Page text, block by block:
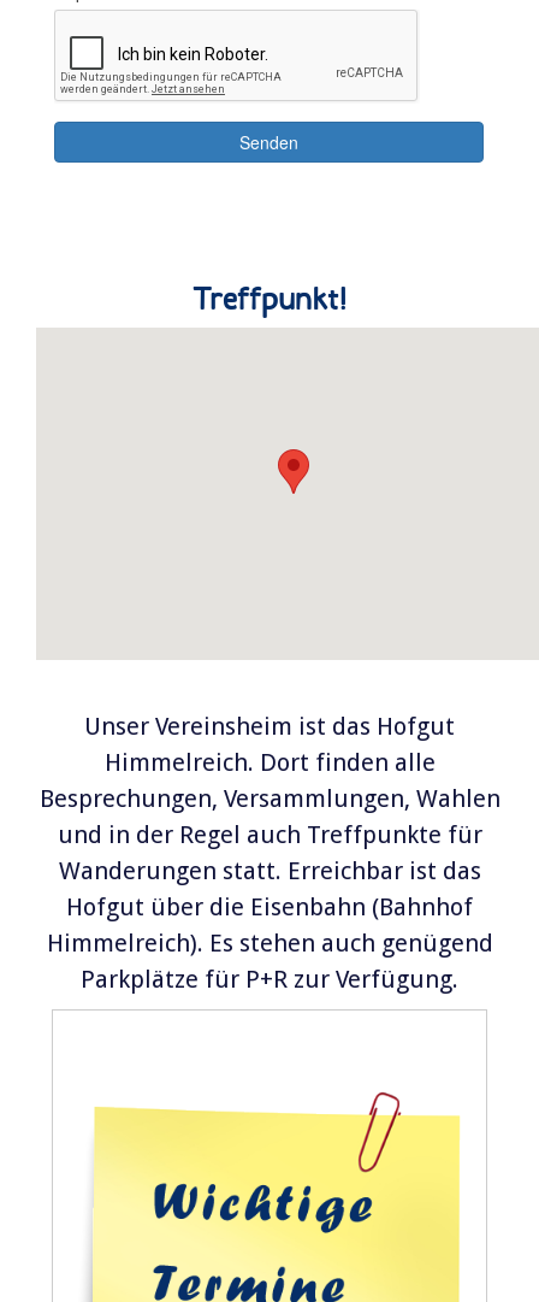
Treffpunkt!
Unser Vereinsheim ist das Hofgut
Himmelreich. Dort finden alle
Besprechungen, Versammlungen, Wahlen
und in der Regel auch Treffpunkte für
Wanderungen statt. Erreichbar ist das
Hofgut über die Eisenbahn (Bahnhof
Himmelreich). Es stehen auch genügend
Parkplätze für P+R zur Verfügung.